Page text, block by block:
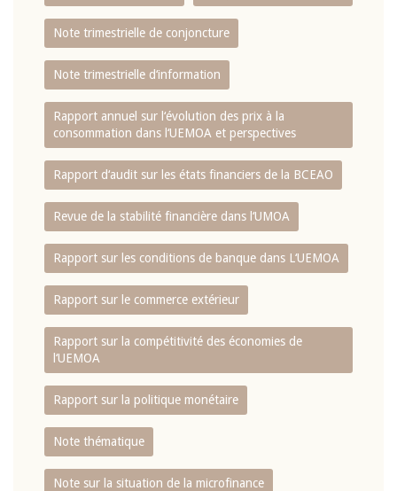
Note trimestrielle de conjoncture
Note trimestrielle d‘information
Rapport annuel sur l‘évolution des prix à la
consommation dans l‘UEMOA et perspectives
Rapport d‘audit sur les états financiers de la BCEAO
Revue de la stabilité financière dans l‘UMOA
Rapport sur les conditions de banque dans L‘UEMOA
Rapport sur le commerce extérieur
Rapport sur la compétitivité des économies de
l‘UEMOA
Rapport sur la politique monétaire
Note thématique
Note sur la situation de la microfinance